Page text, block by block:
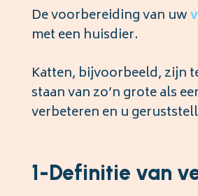
De voorbereiding van uw
met een huisdier.
Katten, bijvoorbeeld, zijn
staan van zo’n grote als
verbeteren en u
1-Definitie van